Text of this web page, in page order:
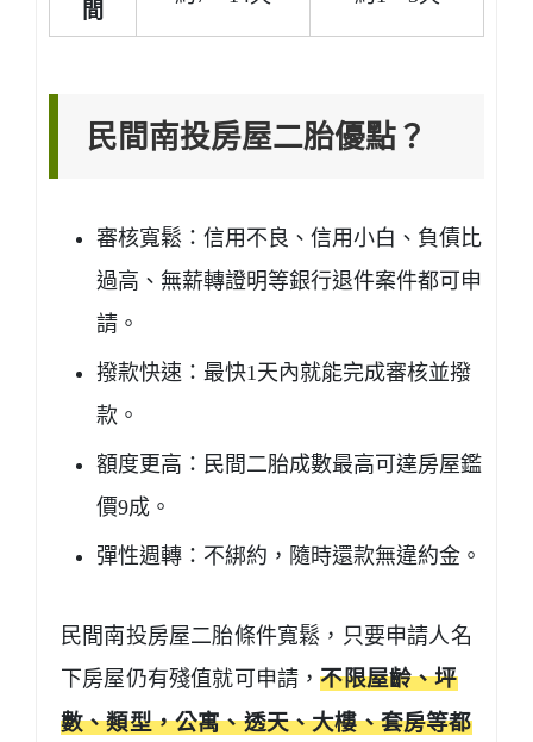
間
民間南投房屋二胎優點？
審核寬鬆：信用不良、信用小白、負債比
過高、無薪轉證明等銀行退件案件都可申
請。
撥款快速：最快1天內就能完成審核並撥
款。
額度更高：民間二胎成數最高可達房屋鑑
價9成。
彈性週轉：不綁約，隨時還款無違約金。
民間南投房屋二胎條件寬鬆，只要申請人名
下房屋仍有殘值就可申請，不限屋齡、坪
數、類型，公寓、透天、大樓、套房等都